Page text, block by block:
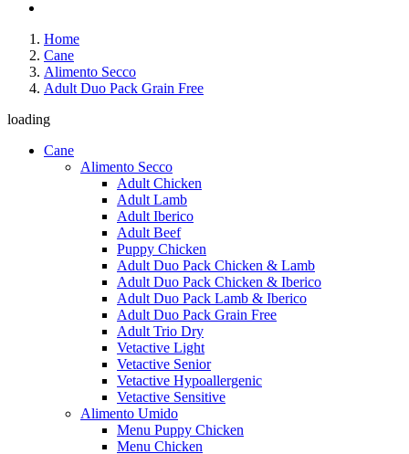
Home
Cane
Alimento Secco
Adult Duo Pack Grain Free
loading
Cane
Alimento Secco
Adult Chicken
Adult Lamb
Adult Iberico
Adult Beef
Puppy Chicken
Adult Duo Pack Chicken & Lamb
Adult Duo Pack Chicken & Iberico
Adult Duo Pack Lamb & Iberico
Adult Duo Pack Grain Free
Adult Trio Dry
Vetactive Light
Vetactive Senior
Vetactive Hypoallergenic
Vetactive Sensitive
Alimento Umido
Menu Puppy Chicken
Menu Chicken